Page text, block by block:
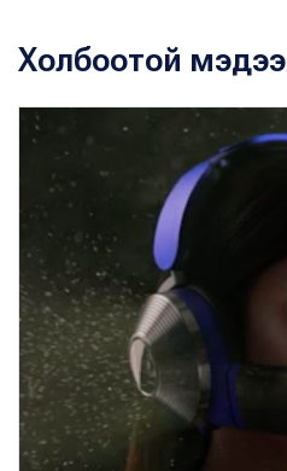
Холбоотой мэдээ